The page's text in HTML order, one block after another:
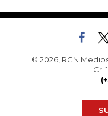
© 2026, RCN
Cr.